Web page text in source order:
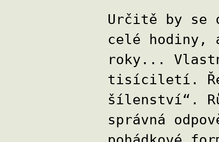
Určitě by se
celé hodiny,
roky...
tisíciletí.
šílenství“.
správná